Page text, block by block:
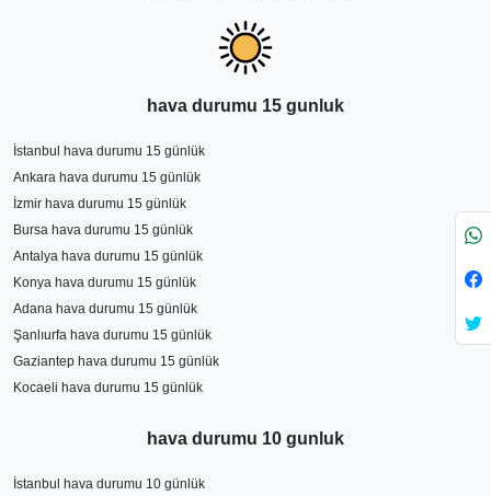
hava durumu 15 gunluk
İstanbul hava durumu 15 günlük
Ankara hava durumu 15 günlük
İzmir hava durumu 15 günlük
Bursa hava durumu 15 günlük
Antalya hava durumu 15 günlük
Konya hava durumu 15 günlük
Adana hava durumu 15 günlük
Şanlıurfa hava durumu 15 günlük
Gaziantep hava durumu 15 günlük
Kocaeli hava durumu 15 günlük
hava durumu 10 gunluk
İstanbul hava durumu 10 günlük